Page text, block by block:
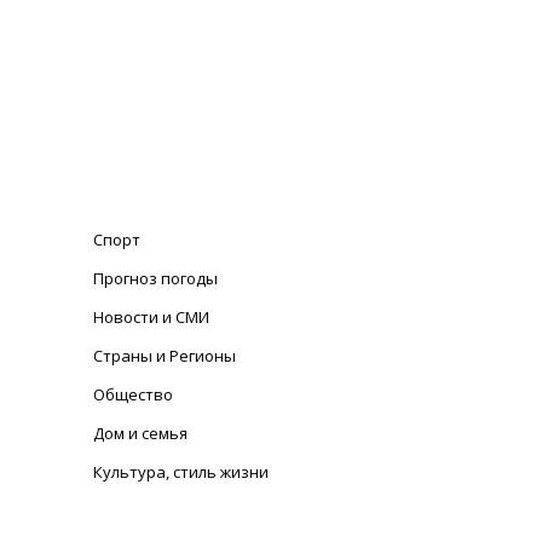
Спорт
Прогноз погоды
Новости и СМИ
Страны и Регионы
Общество
Дом и семья
Культура, стиль жизни